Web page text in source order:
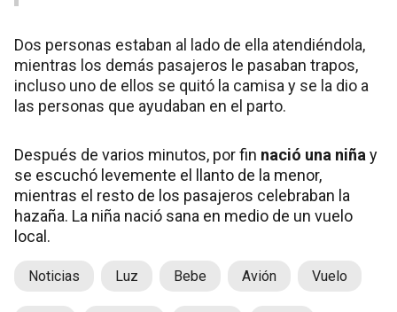
Dos personas estaban al lado de ella atendiéndola,
mientras los demás pasajeros le pasaban trapos,
incluso uno de ellos se quitó la camisa y se la dio a
las personas que ayudaban en el parto.
Después de varios minutos, por fin nació una niñay
se escuchó levemente el llanto de la menor,
mientras el resto de los pasajeros celebraban la
hazaña. La niña nació sana en medio de un vuelo
local.
Noticias Luz Bebe Avión Vuelo